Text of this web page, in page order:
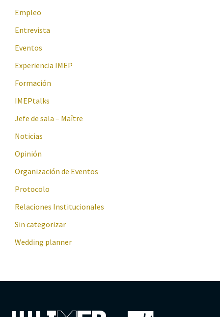
Empleo
Entrevista
Eventos
Experiencia IMEP
Formación
IMEPtalks
Jefe de sala – Maître
Noticias
Opinión
Organización de Eventos
Protocolo
Relaciones Institucionales
Sin categorizar
Wedding planner